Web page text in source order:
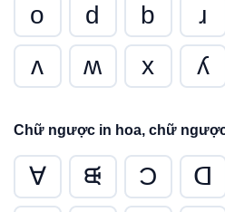
o
d b ɹ
ʌ
ʍ x ʎ
Chữ ngược in hoa, chữ
∀ ᙠ Ɔ ᗡ